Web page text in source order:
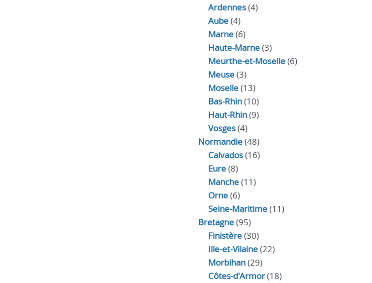
Ardennes(4)
Aube(4)
Marne(6)
Haute-Marne(3)
Meurthe-et-Moselle(6)
Meuse(3)
Moselle(13)
Bas-Rhin(10)
Haut-Rhin(9)
Vosges(4)
Normandie(48)
Calvados(16)
Eure(8)
Manche(11)
Orne(6)
Seine-Maritime(11)
Bretagne(95)
Finistère(30)
Ille-et-Vilaine(22)
Morbihan(29)
Côtes-d'Armor(18)